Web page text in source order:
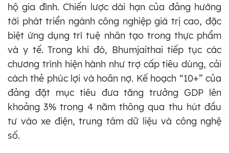
hộ gia đình. Chiến lược dài hạn của đảng hướng
tới phát triển ngành công nghiệp giá trị cao, đặc
biệt ứng dụng trí tuệ nhân tạo trong thực phẩm
và y tế. Trong khi đó, Bhumjaithai tiếp tục các
chương trình hiện hành như trợ cấp tiêu dùng, cải
cách thẻ phúc lợi và hoãn nợ. Kế hoạch “10+” của
đảng đặt mục tiêu đưa tăng trưởng GDP lên
khoảng 3% trong 4 năm thông qua thu hút đầu
tư vào xe điện, trung tâm dữ liệu và công nghệ
số.